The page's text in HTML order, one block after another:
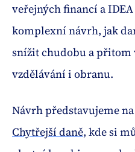
veřejných financí a
komplexní návrh, jak
snížit chudobu a přitom
vzdělávání i obranu.
Návrh představujeme
Chytřejší daně, kde si